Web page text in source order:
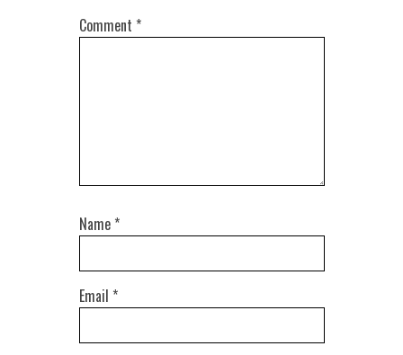
Comment *
Name *
Email *